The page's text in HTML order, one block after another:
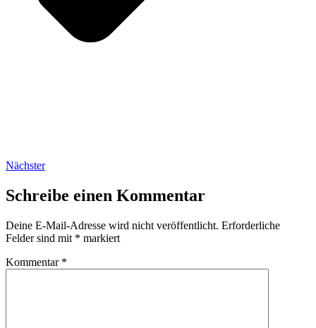
Nächster
Schreibe einen Kommentar
Deine E-Mail-Adresse wird nicht veröffentlicht. Erforderliche
Felder sind mit * markiert
Kommentar *